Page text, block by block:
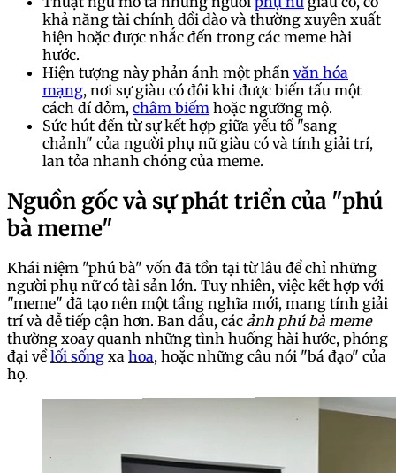
khả năng tài chính dồi dào và thường xuyên xuất
hiện hoặc được nhắc đến trong các meme hài
hước.
Hiện tượng này phản ánh một phần văn hóa
mạng, nơi sự giàu có đôi khi được biến tấu một
cách dí dỏm, châm biếm hoặc ngưỡng mộ.
Sức hút đến từ sự kết hợp giữa yếu tố "sang
chảnh" của người phụ nữ giàu có và tính giải trí,
lan tỏa nhanh chóng của meme.
Nguồn gốc và sự phát triển của "phú
bà meme"
Khái niệm "phú bà" vốn đã tồn tại từ lâu để chỉ những
người phụ nữ có tài sản lớn. Tuy nhiên, việc kết hợp với
"meme" đã tạo nên một tầng nghĩa mới, mang tính giải
trí và dễ tiếp cận hơn. Ban đầu, các ảnh phú bà meme
thường xoay quanh những tình huống hài hước, phóng
đại vềlối sống xa hoa, hoặc những câu nói "bá đạo" của
họ.